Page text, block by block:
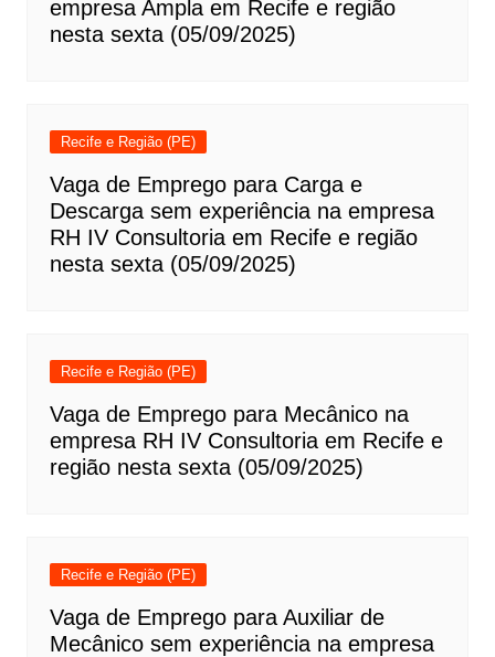
empresa Ampla em Recife e região
nesta sexta (05/09/2025)
Recife e Região (PE)
Vaga de Emprego para Carga e
Descarga sem experiência na empresa
RH IV Consultoria em Recife e região
nesta sexta (05/09/2025)
Recife e Região (PE)
Vaga de Emprego para Mecânico na
empresa RH IV Consultoria em Recife e
região nesta sexta (05/09/2025)
Recife e Região (PE)
Vaga de Emprego para Auxiliar de
Mecânico sem experiência na empresa